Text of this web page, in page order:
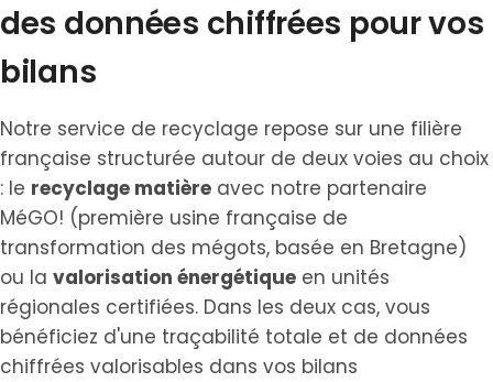
des données chiffrées pour vos
bilans
Notre service de recyclage repose sur une filière
française structurée autour de deux voies au choix
: le recyclage matière avec notre partenaire
MéGO! (première usine française de
transformation des mégots, basée en Bretagne)
ou la valorisation énergétique en unités
régionales certifiées. Dans les deux cas, vous
bénéficiez d'une traçabilité totale et de données
chiffrées valorisables dans vos bilans